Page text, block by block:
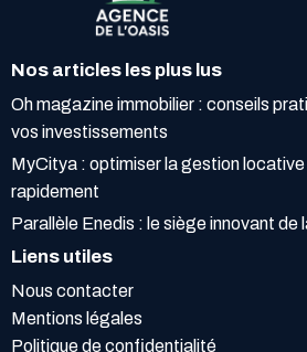
Nos articles les plus lus
Oh magazine immobilier : conseils
vos investissements
MyCitya : optimiser la gestion
rapidement
Parallèle Enedis : le siège innovant de
Liens utiles
Nous contacter
Mentions légales
Politique de confidentialité